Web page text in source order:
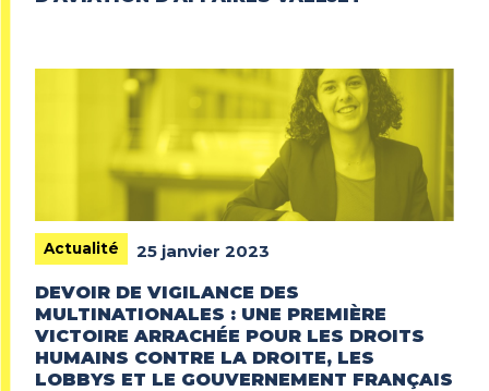
Actualité
25 janvier 2023
DEVOIR DE VIGILANCE DES
MULTINATIONALES : UNE PREMIÈRE
VICTOIRE ARRACHÉE POUR LES DROITS
HUMAINS CONTRE LA DROITE, LES
LOBBYS ET LE GOUVERNEMENT FRANÇAIS